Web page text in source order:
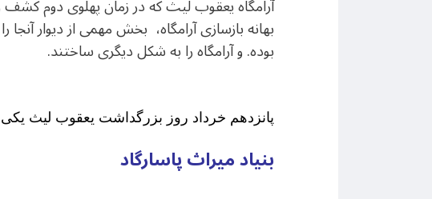
آرامگاه یعقوب لیث که در زمان پهلوی دوم
بهانه بازسازی آرامگاه، بخش مهمی از دیوار
بوده. و آرامگاه را به شکل دیگری ساختند.
پانزدهم خرداد روز بزرگداشت یعقوب لیث یکی
بنیاد میراث پاسارگاد